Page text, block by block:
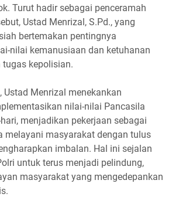
Turut hadir sebagai penceramah
Ustad Menrizal, S.Pd., yang
bertemakan pentingnya
nilai kemanusiaan dan ketuhanan
kepolisian.
Ustad Menrizal menekankan
nilai-nilai Pancasila
menjadikan pekerjaan sebagai
melayani masyarakat dengan tulus
imbalan. Hal ini sejalan
untuk terus menjadi pelindung,
masyarakat yang mengedepankan